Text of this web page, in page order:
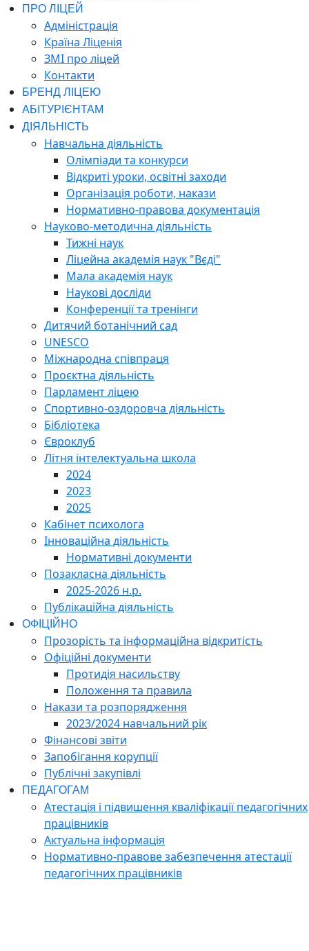
ПРО ЛІЦЕЙ
Адміністрація
Країна Ліценія
ЗМІ про ліцей
Контакти
БРЕНД ЛІЦЕЮ
АБІТУРІЄНТАМ
ДІЯЛЬНІСТЬ
Навчальна діяльність
Олімпіади та конкурси
Відкриті уроки, освітні заходи
Організація роботи, накази
Нормативно-правова документація
Науково-методична діяльність
Тижні наук
Ліцейна академія наук "Вєді"
Мала академія наук
Наукові досліди
Конференції та тренінги
Дитячий ботанічний сад
UNESCO
Міжнародна співпраця
Проєктна діяльність
Парламент ліцею
Спортивно-оздоровча діяльність
Бібліотека
Євроклуб
Літня інтелектуальна школа
2024
2023
2025
Кабінет психолога
Інноваційна діяльність
Нормативні документи
Позакласна діяльність
2025-2026 н.р.
Публікаційна діяльність
ОФІЦІЙНО
Прозорість та інформаційна відкритість
Офіційні документи
Протидія насильству
Положення та правила
Накази та розпорядження
2023/2024 навчальний рік
Фінансові звіти
Запобігання корупції
Публічні закупівлі
ПЕДАГОГАМ
Атестація і підвишення кваліфікації педагогічних
працівників
Актуальна інформація
Нормативно-правове забезпечення атестації
педагогічних працівників